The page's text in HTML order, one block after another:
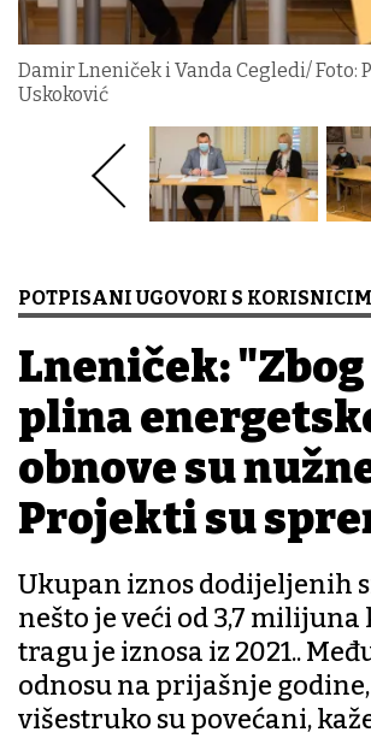
Damir Lneniček i Vanda Cegledi/ Foto:
Uskoković
POTPISANI UGOVORI S
Lneniček:
plina
obnove su
Projekti su
Ukupan iznos dodijeljenih
nešto je veći od 3,7 milijuna
tragu je iznosa iz 2021..
odnosu na prijašnje
višestruko su povećani,